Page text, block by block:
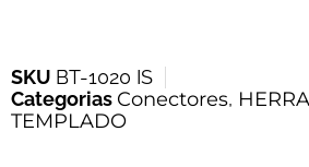
SKU BT-1020 IS
Categorias Conectores,
TEMPLADO